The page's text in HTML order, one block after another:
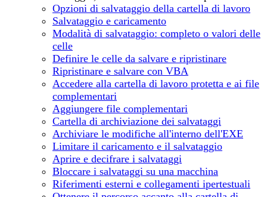
Opzioni di salvataggio della cartella di lavoro
Salvataggio e caricamento
Modalità di salvataggio: completo o valori delle
celle
Definire le celle da salvare e ripristinare
Ripristinare e salvare con VBA
Accedere alla cartella di lavoro protetta e ai file
complementari
Aggiungere file complementari
Cartella di archiviazione dei salvataggi
Archiviare le modifiche all'interno dell'EXE
Limitare il caricamento e il salvataggio
Aprire e decifrare i salvataggi
Bloccare i salvataggi su una macchina
Riferimenti esterni e collegamenti ipertestuali